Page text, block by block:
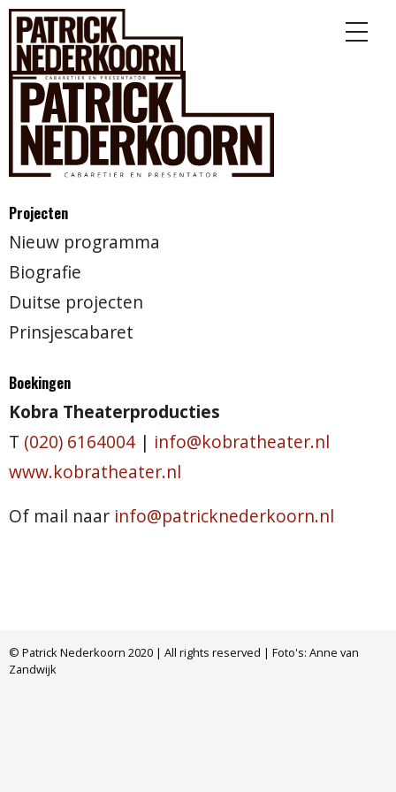
Projecten
Nieuw programma
Biografie
Duitse projecten
Prinsjescabaret
Boekingen
Kobra Theaterproducties
T (020) 6164004 | info@kobratheater.nl
www.kobratheater.nl
Of mail naar info@patricknederkoorn.nl
© Patrick Nederkoorn 2020 | All rights reserved | Foto's: Anne van
Zandwijk